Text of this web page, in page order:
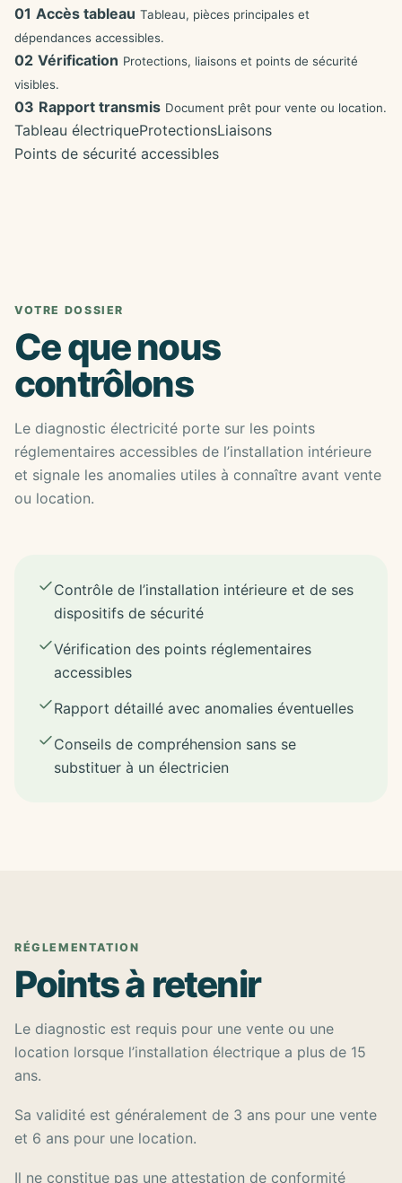
01 Accès tableau Tableau, pièces principales et
dépendances accessibles.
02 Vérification Protections, liaisons et points de sécurité
visibles.
03 Rapport transmis Document prêt pour vente ou location.
Tableau électriqueProtectionsLiaisons
Points de sécurité accessibles
VOTRE DOSSIER
Ce que nous
contrôlons
Le diagnostic électricité porte sur les points
réglementaires accessibles de l’installation intérieure
et signale les anomalies utiles à connaître avant vente
ou location.
Contrôle de l’installation intérieure et de ses
dispositifs de sécurité
Vérification des points réglementaires
accessibles
Rapport détaillé avec anomalies éventuelles
Conseils de compréhension sans se
substituer à un électricien
RÉGLEMENTATION
Points à retenir
Le diagnostic est requis pour une vente ou une
location lorsque l’installation électrique a plus de 15
ans.
Sa validité est généralement de 3 ans pour une vente
et 6 ans pour une location.
Il ne constitue pas une attestation de conformité